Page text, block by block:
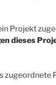
Projekt
dieses
zugeordnete